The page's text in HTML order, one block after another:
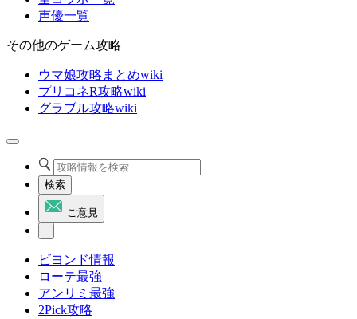
声優一覧
その他のゲーム攻略
ウマ娘攻略まとめwiki
プリコネR攻略wiki
グラブル攻略wiki
検索
ご意見
ビヨンド情報
ローテ最強
アンリミ最強
2Pick攻略